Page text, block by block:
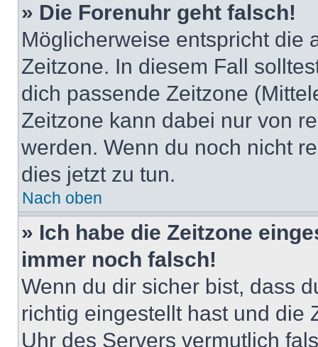
» Die Forenuhr geht falsch!
Möglicherweise entspricht die
Zeitzone. In diesem Fall
dich passende Zeitzone
Zeitzone kann dabei nur von
werden. Wenn du noch nicht
dies jetzt zu tun.
Nach oben
» Ich habe die Zeitzone
immer noch falsch!
Wenn du dir sicher bist, dass
richtig eingestellt hast und die
Uhr des Servers vermutlich